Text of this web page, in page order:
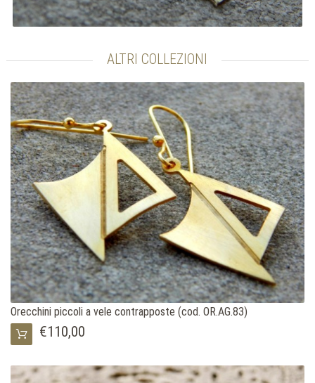
ALTRI COLLEZIONI
Orecchini piccoli a vele contrapposte (cod. OR.AG.83)
€110,00